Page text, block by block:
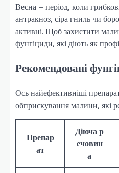
Весна – період, коли
антракноз, сіра гниль чи
активні. Щоб захистити
фунгіциди, які діють як
Рекомендовані
Ось найефективніші
обприскування малини, які
Препар
ат
Діюча р
ечовин
а